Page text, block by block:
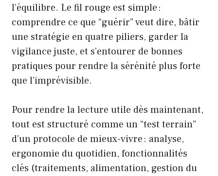
l’équilibre. Le fil rouge est simple :
comprendre ce que “guérir” veut dire, bâtir
une stratégie en quatre piliers, garder la
vigilance juste, et s’entourer de bonnes
pratiques pour rendre la sérénité plus forte
que l’imprévisible.
Pour rendre la lecture utile dès maintenant,
tout est structuré comme un “test terrain”
d’un protocole de mieux-vivre : analyse,
ergonomie du quotidien, fonctionnalités
clés (traitements, alimentation, gestion du